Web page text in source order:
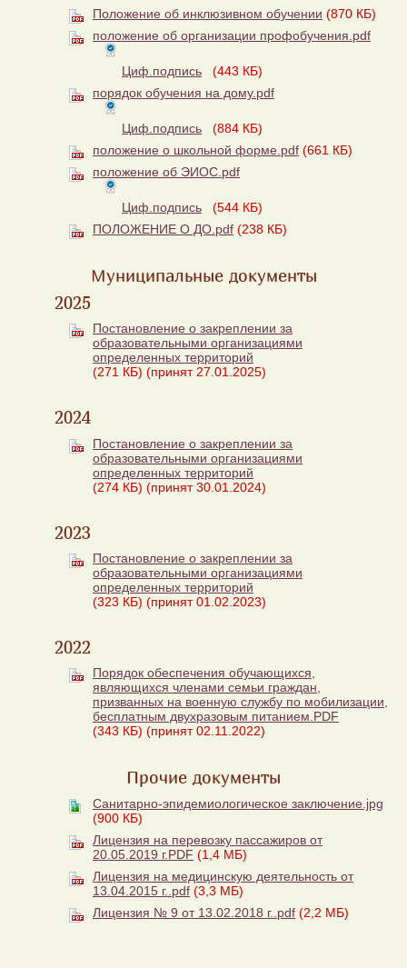
Положение об инклюзивном обучении (870 КБ)
положение об организации профобучения.pdf
Циф.подпись
(443 КБ)
порядок обучения на дому.pdf
Циф.подпись
(884 КБ)
положение о школьной форме.pdf (661 КБ)
положение об ЭИОС.pdf
Циф.подпись
(544 КБ)
ПОЛОЖЕНИЕ О ДО.pdf (238 КБ)
Муниципальные документы
2025
Постановление о закреплении за
образовательными организациями
определенных территорий
(271 КБ) (принят 27.01.2025)
2024
Постановление о закреплении за
образовательными организациями
определенных территорий
(274 КБ) (принят 30.01.2024)
2023
Постановление о закреплении за
образовательными организациями
определенных территорий
(323 КБ) (принят 01.02.2023)
2022
Порядок обеспечения обучающихся,
являющихся членами семьи граждан,
призванных на военную службу по мобилизации,
бесплатным двухразовым питанием.PDF
(343 КБ) (принят 02.11.2022)
Прочие документы
Санитарно-эпидемиологическое заключение.jpg
(900 КБ)
Лицензия на перевозку пассажиров от
20.05.2019 г.PDF (1,4 МБ)
Лицензия на медицинскую деятельность от
13.04.2015 г..pdf (3,3 МБ)
Лицензия № 9 от 13.02.2018 г..pdf (2,2 МБ)